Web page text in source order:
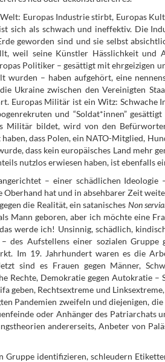
Europas Industrie stirbt, Europas
sich als schwach und ineffektiv. Die
geworden sind und sie selbst
weil seine Künstler Hässlichkeit und
Politiker – gesättigt mit ehrgeizigen
wurden – haben aufgehört, eine
Ukraine zwischen den Vereinigten
Europas Militär ist ein Witz: Schwache
und “Soldat*innen”
Militär bildet, wird von den
dass Polen, ein NATO-Mitglied,
dass kein europäisches Land mehr
nutzlos erwiesen haben, ist ebenfalls
– einer schädlichen
Oberhand hat und in absehbarer Zeit
die Realität, ein satanisches Non
Mann geboren, aber ich möchte eine
werde ich! Unsinnig, schädlich,
des Aufstellens einer sozialen Gruppe
Im 19. Jahrhundert waren es die
sind es Frauen gegen Männer,
Rechte, Demokratie gegen Autokratie –
geben, Rechtsextreme und
Pandemien zweifeln und diejenigen,
oder Anhänger des Patriarchats
andererseits, Anbeter von
identifizieren, schleudern